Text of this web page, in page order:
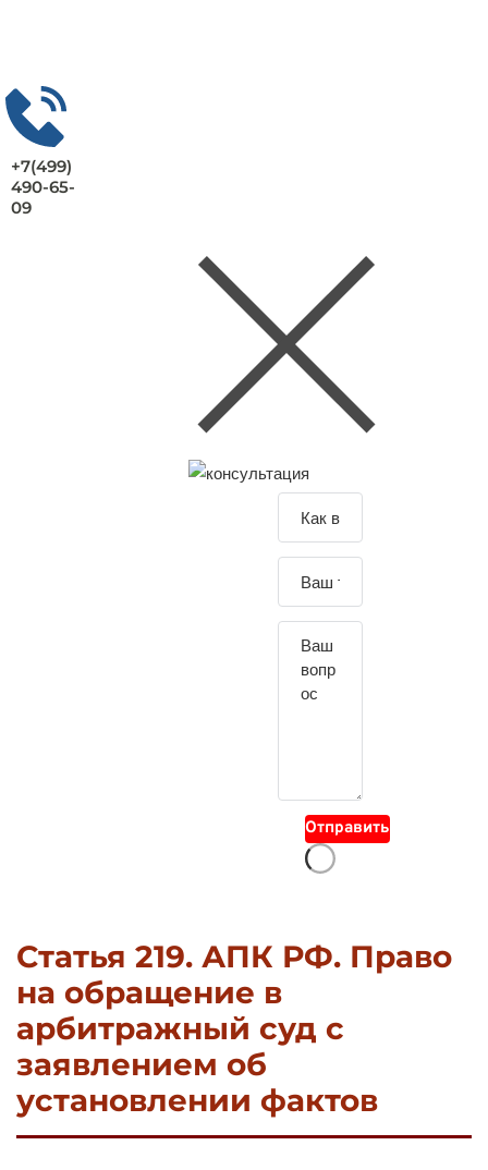
+7(499)
490-65-
09
Отправить
Статья 219. АПК РФ. Право
на обращение в
арбитражный суд с
заявлением об
установлении фактов